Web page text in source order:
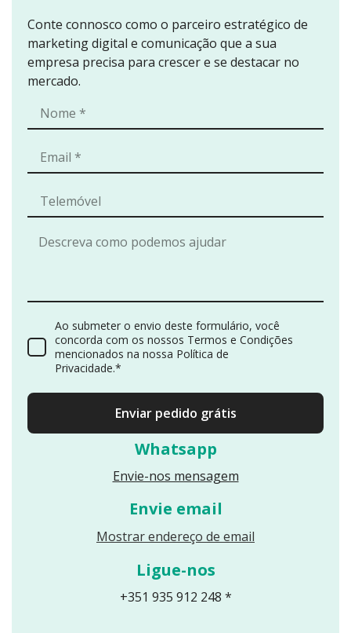
Conte connosco como o parceiro estratégico de
marketing digital e comunicação que a sua
empresa precisa para crescer e se destacar no
mercado.
Whatsapp
Envie-nos mensagem
Envie email
Mostrar endereço de email
Ligue-nos
+351 935 912 248 *
Ao submeter o envio deste formulário, você
concorda com os nossos Termos e Condições
mencionados na nossa Política de
Privacidade.*
Enviar pedido grátis